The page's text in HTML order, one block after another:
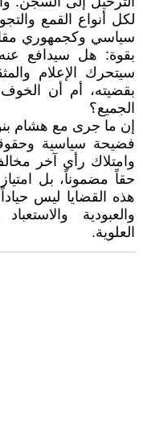
لكل أنواع القمع
سياسي وكجمهوري
بقوة: هل سيدافع
سيتحرك الإعلام
بقضيته، أم أن
الجميع؟
إن ما جرى مع هشام
فضيحة سياسية
وامتلاك رأي آخر
حقاً مضموناً، بل
هذه القضايا ليس
والعبودية
العلوية.